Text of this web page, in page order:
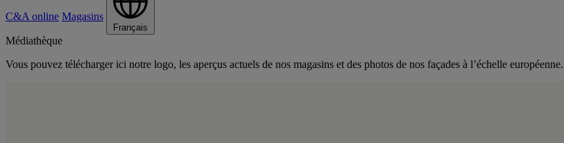
C&A online Magasins
Français
Médiathèque
Vous pouvez télécharger ici notre logo, les aperçus actuels de nos magasins et des photos de nos façades à l’échelle européenne.